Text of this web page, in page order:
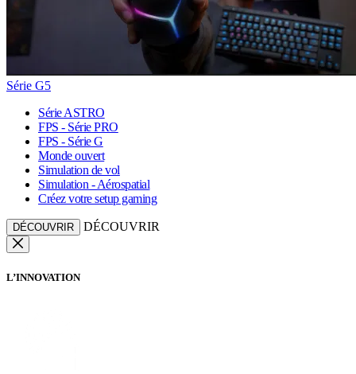
Série G5
Série ASTRO
FPS - Série PRO
FPS - Série G
Monde ouvert
Simulation de vol
Simulation - Aérospatial
Créez votre setup gaming
DÉCOUVRIR DÉCOUVRIR
L’INNOVATION